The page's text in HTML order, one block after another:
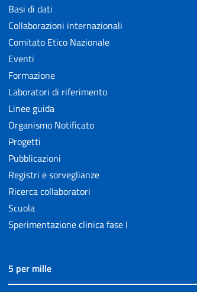
Basi di dati
Collaborazioni internazionali
Comitato Etico Nazionale
Eventi
Formazione
Laboratori di riferimento
Linee guida
Organismo Notificato
Progetti
Pubblicazioni
Registri e sorveglianze
Ricerca collaboratori
Scuola
Sperimentazione clinica fase I
5 per mille